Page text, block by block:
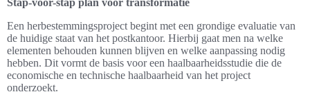
Stap-voor-stap plan voor transformatie
Een herbestemmingsproject begint met een grondige evaluatie van
de huidige staat van het postkantoor. Hierbij gaat men na welke
elementen behouden kunnen blijven en welke aanpassing nodig
hebben. Dit vormt de basis voor een haalbaarheidsstudie die de
economische en technische haalbaarheid van het project
onderzoekt.